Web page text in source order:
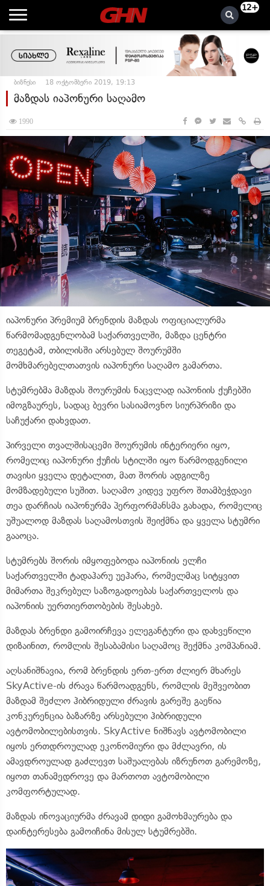
12+
ბიზნესი 18 ოქტომბერი 2019, 19:13
მაზდას იაპონური საღამო
1990
იაპონური პრემიუმ ბრენდის მაზდას ოფიციალურმა
წარმომადგენლობამ საქართველში, მაზდა ცენტრი
თეგეტამ, თბილისში არსებულ შოურუმში
მომხმარებელთათვის იაპონური საღამო გამართა.
სტუმრებმა მაზდას შოურუმის ნაცვლად იაპონიის ქუჩებში
იმოგზაურეს, სადაც ბევრი სასიამოვნო სიურპრიზი და
საჩუქარი დახვდათ.
პირველი თვალშისაცემი შოურუმის ინტერიერი იყო,
რომელიც იაპონური ქუჩის სტილში იყო წარმოდგენილი
თავისი ყველა დეტალით, მათ შორის ადგილზე
მომზადებული სუშით. საღამო კიდევ უფრო შთამბეჭდავი
თეა დარჩიას იაპონურმა პერფორმანსმა გახადა, რომელიც
უშუალოდ მაზდას საღამოსთვის შეიქმნა და ყველა სტუმრი
გააოცა.
სტუმრებს შორის იმყოფებოდა იაპონიის ელჩი
საქართველში ტადაჰარუ უეჰარა, რომელმაც სიტყვით
მიმართა შეკრებულ საზოგადოებას საქართველოს და
იაპონიის უერთიერთობების შესახებ.
მაზდას ბრენდი გამოირჩევა ელეგანტური და დახვეწილი
დიზაინით, რომლის შესაბამისი საღამოც შექმნა კომპანიამ.
აღსანიშნავია, რომ ბრენდის ერთ-ერთ ძლიერ მხარეს
SkyActive-ის ძრავა წარმოადგენს, რომლის მეშვეობით
მაზდამ შეძლო ჰიბრიდული ძრავის გარეშე გაეწია
კონკურენცია ბაზარზე არსებული ჰიბრიდული
ავტომობილებისთვის. SkyActive ნიშნავს ავტომობილი
იყოს ერთდროულად ეკონომიური და მძლავრი, ის
ამავდროულად გაძლევთ საშუალებას იზრუნოთ გარემოზე,
იყოთ თანამედროვე და მართოთ ავტომობილი
კომფორტულად.
მაზდას ინოვაციურმა ძრავამ დიდი გამოხმაურება და
დაინტერესება გამოიჩინა მისულ სტუმრებში.